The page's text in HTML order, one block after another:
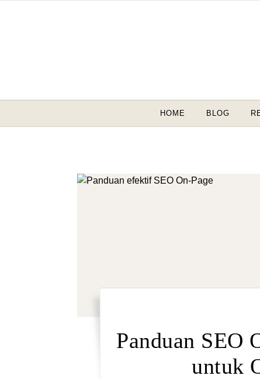
HOME BLOG
Panduan SEO
untuk